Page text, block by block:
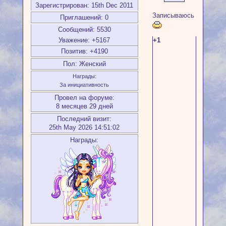
Зарегистрирован: 15th Dec 2011
Приглашений: 0
Сообщений: 5530
Уважение: +5167
Позитив: +4190
Пол: Женский
Награды:
За инициативность
Провел на форуме:
8 месяцев 29 дней
Последний визит:
25th May 2026 14:51:02
Награды:
Записываюсь
+1